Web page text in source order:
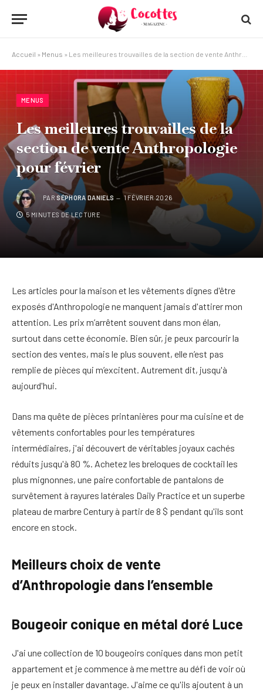
Accueil » Menus » Les meilleures trouvailles de la section de vente Anthropologie pour février
MENUS
Les meilleures trouvailles de la
section de vente Anthropologie
pour février
PAR SÉPHORA DANIELS 1 FÉVRIER 2026
5 MINUTES DE LECTURE
Les articles pour la maison et les vêtements dignes d'être
exposés d'Anthropologie ne manquent jamais d'attirer mon
attention. Les prix m’arrêtent souvent dans mon élan,
surtout dans cette économie. Bien sûr, je peux parcourir la
section des ventes, mais le plus souvent, elle n’est pas
remplie de pièces qui m’excitent. Autrement dit, jusqu'à
aujourd'hui.
Dans ma quête de pièces printanières pour ma cuisine et de
vêtements confortables pour les températures
intermédiaires, j'ai découvert de véritables joyaux cachés
réduits jusqu'à 80 %. Achetez les breloques de cocktail les
plus mignonnes, une paire confortable de pantalons de
survêtement à rayures latérales Daily Practice et un superbe
plateau de marbre Century à partir de 8 $ pendant qu'ils sont
encore en stock.
Meilleurs choix de vente
d’Anthropologie dans l’ensemble
Bougeoir conique en métal doré Luce
J'ai une collection de 10 bougeoirs coniques dans mon petit
appartement et je commence à me mettre au défi de voir où
je peux en installer davantage. J'aime ce qu'ils ajoutent à un